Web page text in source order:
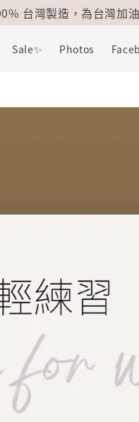
台灣製造，為台灣加
Sale✨ Photos